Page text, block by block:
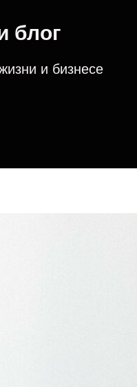
блог
и бизнесе